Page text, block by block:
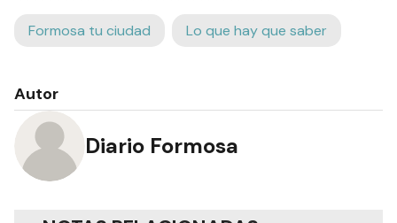
Formosa tu ciudad Lo que hay que saber
Autor
Diario Formosa